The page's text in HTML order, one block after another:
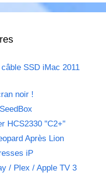
SSD iMac 2011
noir !
HCS2330 "C2+"
Après Lion
iP
/ Plex / Apple TV 3